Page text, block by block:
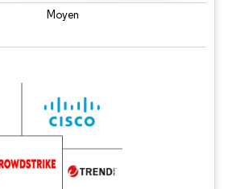
Moyen
La réutilisation nécessite une attribution sous CC